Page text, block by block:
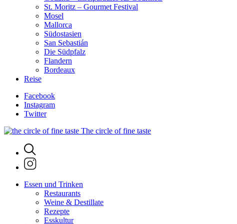
St. Moritz – Gourmet Festival
Mosel
Mallorca
Südostasien
San Sebastián
Die Südpfalz
Flandern
Bordeaux
Reise
Facebook
Instagram
Twitter
The circle of fine taste
Essen und Trinken
Restaurants
Weine & Destillate
Rezepte
Esskultur